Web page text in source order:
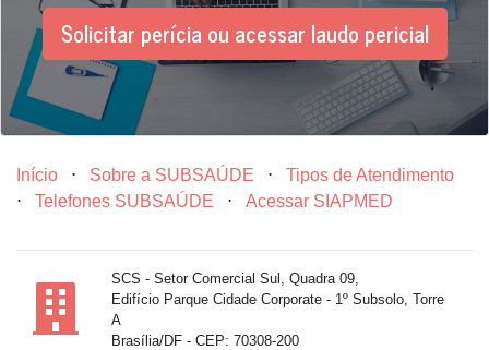
Solicitar perícia ou acessar laudo pericial
Início ⋅ Sobre a SUBSAÚDE ⋅
Tipos de Atendimento
⋅
Telefones SUBSAÚDE ⋅ Acessar SIAPMED
SCS - Setor Comercial Sul, Quadra 09,
Edifício Parque Cidade Corporate - 1º Subsolo, Torre
A
Brasília/DF - CEP: 70308-200